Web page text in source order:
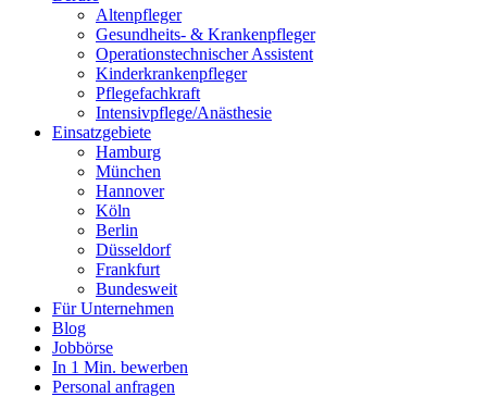
Altenpfleger
Gesundheits- & Krankenpfleger
Operationstechnischer Assistent
Kinderkrankenpfleger
Pflegefachkraft
Intensivpflege/Anästhesie
Einsatzgebiete
Hamburg
München
Hannover
Köln
Berlin
Düsseldorf
Frankfurt
Bundesweit
Für Unternehmen
Blog
Jobbörse
In 1 Min. bewerben
Personal anfragen